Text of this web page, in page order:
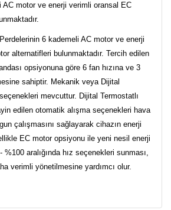
AC motor ve enerji verimli oransal EC
6 kademeli AC motor ve enerji
alternatifleri bulunmaktadır. Tercih edilen
opsiyonuna göre 6 fan hızına ve 3
sahiptir. Mekanik veya Dijital
mevcuttur. Dijital Termostatlı
edilen otomatik alışma seçenekleri hava
çalışmasını sağlayarak cihazın enerji
EC motor opsiyonu ile yeni nesil enerji
aralığında hız seçenekleri sunması,
verimli yönetilmesine yardımcı olur.